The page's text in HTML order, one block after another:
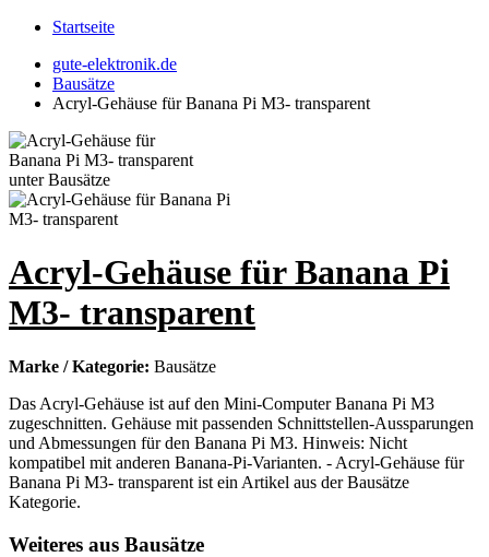
Startseite
gute-elektronik.de
Bausätze
Acryl-Gehäuse für Banana Pi M3- transparent
Acryl-Gehäuse für Banana Pi
M3- transparent
Marke / Kategorie: Bausätze
Das Acryl-Gehäuse ist auf den Mini-Computer Banana Pi M3
zugeschnitten. Gehäuse mit passenden Schnittstellen-Aussparungen
und Abmessungen für den Banana Pi M3. Hinweis: Nicht
kompatibel mit anderen Banana-Pi-Varianten. - Acryl-Gehäuse für
Banana Pi M3- transparent ist ein Artikel aus der Bausätze
Kategorie.
Weiteres aus Bausätze